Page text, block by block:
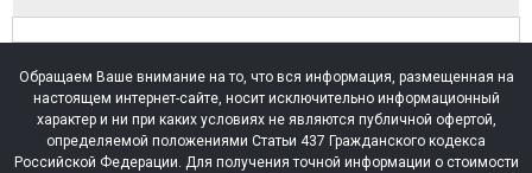
Обращаем Ваше внимание на то, что вся информация, размещенная на
настоящем интернет-сайте, носит исключительно информационный
характер и ни при каких условиях не являются публичной офертой,
определяемой положениями Статьи 437 Гражданского кодекса
Российской Федерации. Для получения точной информации о стоимости